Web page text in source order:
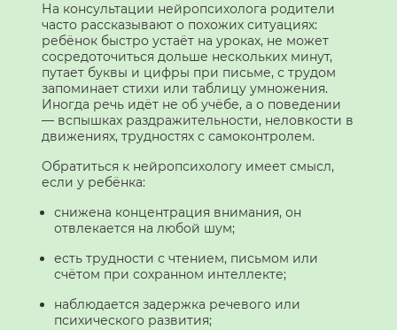
На консультации нейропсихолога родители
часто рассказывают о похожих ситуациях:
ребёнок быстро устаёт на уроках, не может
сосредоточиться дольше нескольких минут,
путает буквы и цифры при письме, с трудом
запоминает стихи или таблицу умножения.
Иногда речь идёт не об учёбе, а о поведении
— вспышках раздражительности, неловкости в
движениях, трудностях с самоконтролем.
Обратиться к нейропсихологу имеет смысл,
если у ребёнка:
снижена концентрация внимания, он
отвлекается на любой шум;
есть трудности с чтением, письмом или
счётом при сохранном интеллекте;
наблюдается задержка речевого или
психического развития;